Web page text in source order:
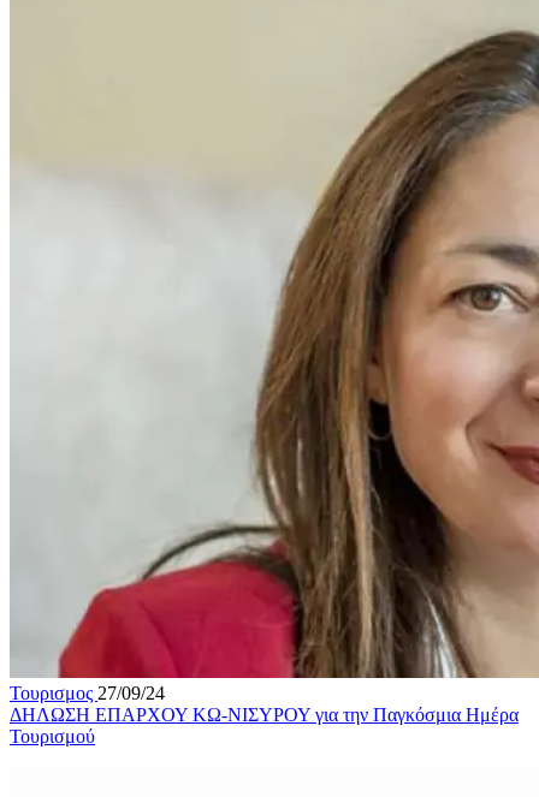
Τουρισμος 27/09/24
ΔΗΛΩΣΗ ΕΠΑΡΧΟΥ ΚΩ-ΝΙΣΥΡΟΥ για την Παγκόσμια Ημέρα
Τουρισμού